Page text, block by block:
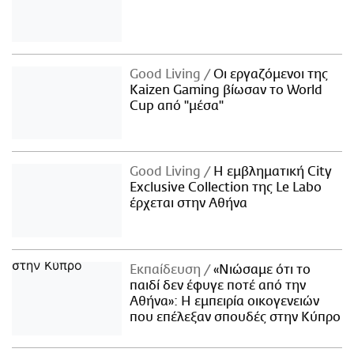
Good Living
Οι εργαζόμενοι της
Kaizen Gaming βίωσαν το World
Cup από "μέσα"
Good Living
Η εμβληματική City
Exclusive Collection της Le Labo
έρχεται στην Αθήνα
Εκπαίδευση
«Νιώσαμε ότι το
παιδί δεν έφυγε ποτέ από την
Αθήνα»: Η εμπειρία οικογενειών
που επέλεξαν σπουδές στην Κύπρο